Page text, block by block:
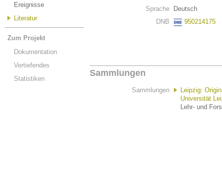
Ereignisse
Literatur
Zum Projekt
Dokumentation
Vertiefendes
Statistiken
Sprache
Deutsch
DNB
950214175
Sammlungen
Sammlungen
Leipzig:
Universität
Lehr- und